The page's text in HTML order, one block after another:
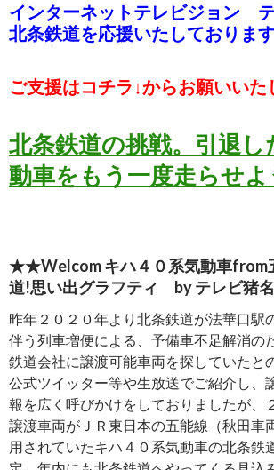
インターネットテレビジョン
北条鉄道を応援いたしております
ご支援はコチラ↓からお願いいた
北条鉄道の挑戦。引退
動車をもう一度走らせよ
★★Welcom キハ４０系気動車from
道!思い出グラフティ by テレビ猪名
昨年２０２０年より北条鉄道が法華口駅
伴う列車増便による、予備車不足解消の
鉄道会社に譲渡可能車両を探していたと
公式ツイッター等や生放送でご紹介し、
報を広く呼びかけをしておりましたが、
譲渡車両がＪＲ東日本の五能線（秋田車
用されていたキハ４０系気動車の北条鉄